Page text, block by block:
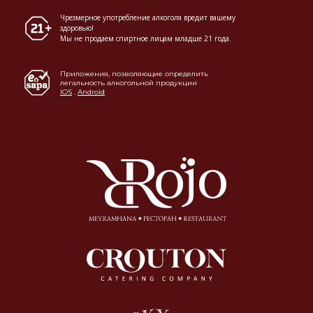
Чрезмерное употребление алкоголя вредит вашему
здоровью!
Мы не продаем спиртное лицам младше 21 года.
Приложения, позволяющие определить
легальность алкогольной продукции
IOS . Android